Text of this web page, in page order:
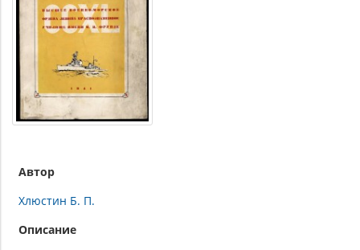
Автор
Хлюстин Б. П.
Описание